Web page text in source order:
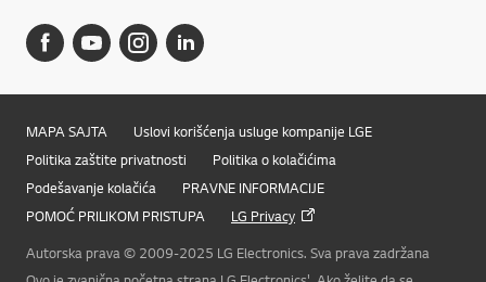
MAPA SAJTA
Uslovi korišćenja usluge kompanije LGE
Politika zaštite privatnosti
Politika o kolačićima
Podešavanje kolačića
PRAVNE INFORMACIJE
POMOĆ PRILIKOM PRISTUPA
LG Privacy
Autorska prava © 2009-2025 LG Electronics. Sva prava zadržana